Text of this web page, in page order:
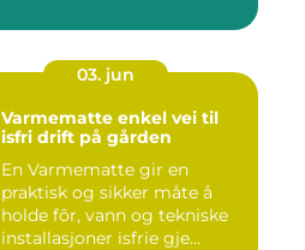
03. jun
Varmematte enkel vei til
isfri drift på gården
En Varmematte gir en
praktisk og sikker måte å
holde fôr, vann og tekniske
installasjoner isfrie gje...